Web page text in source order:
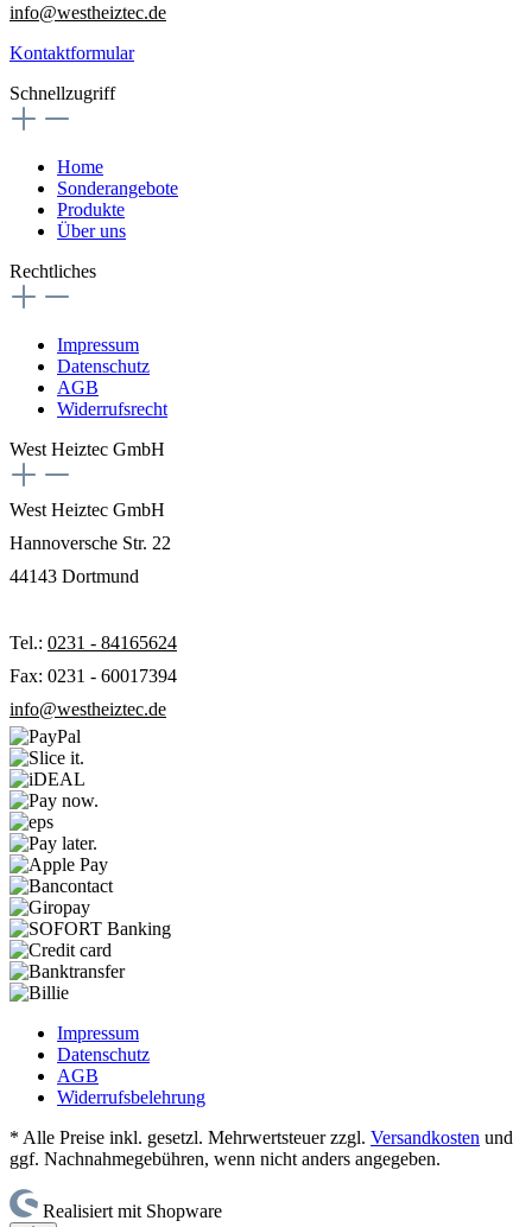
info@westheiztec.de
Kontaktformular
Schnellzugriff
Home
Sonderangebote
Produkte
Über uns
Rechtliches
Impressum
Datenschutz
AGB
Widerrufsrecht
West Heiztec GmbH
West Heiztec GmbH
Hannoversche Str. 22
44143 Dortmund
Tel.: 0231 - 84165624
Fax: 0231 - 60017394
info@westheiztec.de
Impressum
Datenschutz
AGB
Widerrufsbelehrung
* Alle Preise inkl. gesetzl. Mehrwertsteuer zzgl. Versandkosten und
ggf. Nachnahmegebühren, wenn nicht anders angegeben.
Realisiert mit Shopware